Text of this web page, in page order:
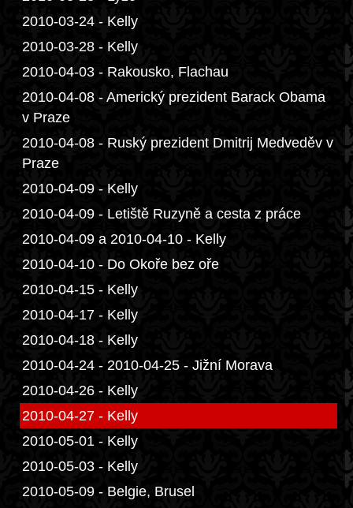
2010-03-24 - Kelly
2010-03-28 - Kelly
2010-04-03 - Rakousko, Flachau
2010-04-08 - Americký prezident Barack Obama
v Praze
2010-04-08 - Ruský prezident Dmitrij Medveděv v
Praze
2010-04-09 - Kelly
2010-04-09 - Letiště Ruzyně a cesta z práce
2010-04-09 a 2010-04-10 - Kelly
2010-04-10 - Do Okoře bez oře
2010-04-15 - Kelly
2010-04-17 - Kelly
2010-04-18 - Kelly
2010-04-24 - 2010-04-25 - Jižní Morava
2010-04-26 - Kelly
2010-04-27 - Kelly
2010-05-01 - Kelly
2010-05-03 - Kelly
2010-05-09 - Belgie, Brusel